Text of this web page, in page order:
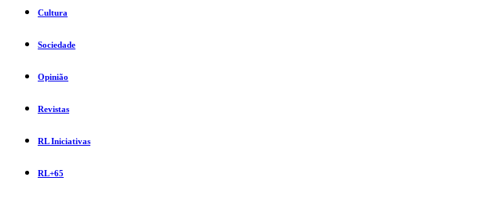
Cultura
Sociedade
Opinião
Revistas
RL Iniciativas
RL+65